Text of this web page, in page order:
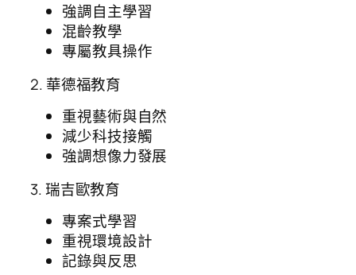
強調自主學習
混齡教學
專屬教具操作
2. 華德福教育
重視藝術與自然
減少科技接觸
強調想像力發展
3. 瑞吉歐教育
專案式學習
重視環境設計
記錄與反思